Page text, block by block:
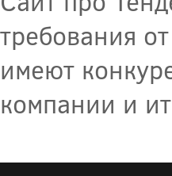
требования
имеют
компании и